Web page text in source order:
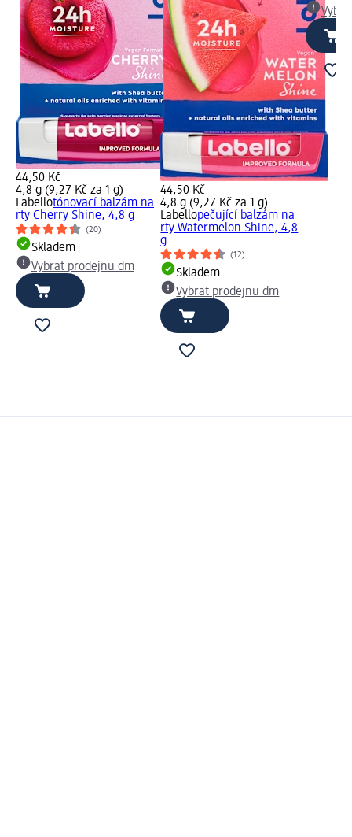
44,50 Kč
4,8 g (9,27 Kč za 1 g)
Labellotónovací balzám na
rty Cherry Shine, 4,8 g
(20)
Skladem
Vybrat prodejnu dm
44,50 Kč
4,8 g (9,27 Kč za 1 g)
Labellopečující balzám na
rty Watermelon Shine, 4,8
g
(12)
Skladem
Vybrat prodejnu dm